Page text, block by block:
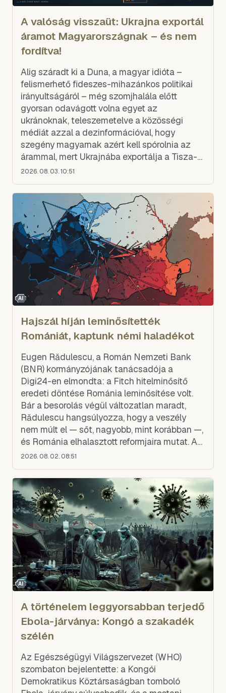
A valóság visszaüt: Ukrajna exportál
áramot Magyarországnak – és nem
fordítva!
Alig száradt ki a Duna, a magyar idióta –
felismerhető fideszes-mihazánkos politikai
irányultságáról – még szomjhalála előtt
gyorsan odavágott volna egyet az
ukránoknak, teleszemetelve a közösségi
médiát azzal a dezinformációval, hogy
szegény magyarnak azért kell spórolnia az
árammal, mert Ukrajnába exportálja a Tisza-
kormány, Magyar Péter pedig személyesen
2026. 08. 03. 10:51
AI
Hajszál híján leminősítették
Romániát, kaptunk némi haladékot
Eugen Rădulescu, a Román Nemzeti Bank
(BNR) kormányzójának tanácsadója a
Digi24-en elmondta: a Fitch hitelminősítő
eredeti döntése Románia leminősítése volt.
Bár a besorolás végül változatlan maradt,
Rădulescu hangsúlyozza, hogy a veszély
nem múlt el — sőt, nagyobb, mint korábban —,
és Románia elhalasztott reformjaira mutat. A
tanácsadó azt is elmagyarázta, milyen hibás
2026. 08. 02. 08:51
AI
A történelem leggyorsabban terjedő
Ebola-járványa: Kongó a szakadék
szélén
Az Egészségügyi Világszervezet (WHO)
szombaton bejelentette: a Kongói
Demokratikus Köztársaságban tomboló